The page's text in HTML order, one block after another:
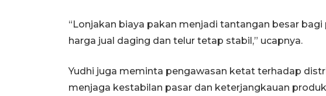
“Lonjakan biaya pakan menjadi tantangan besar
harga jual daging dan telur tetap stabil,” ucapnya.
Yudhi juga meminta pengawasan ketat terhadap
menjaga kestabilan pasar dan keterjangkauan